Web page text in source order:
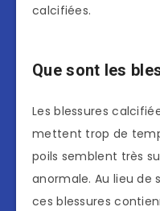
calcifiées.
Que sont les
Les blessures
mettent trop de
poils semblent très
anormale. Au lieu de
ces blessures